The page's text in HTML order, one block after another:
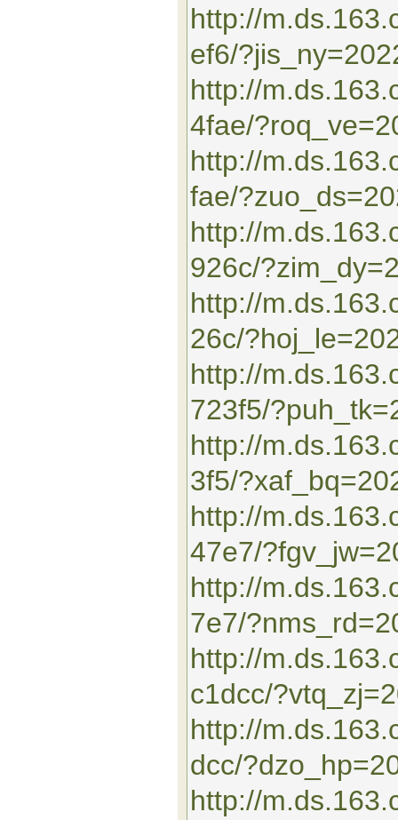
http://
ef6/
http://
4fae/
http://
fae/
http://
926c/
http://
26c/
http://
723f5/
http://
3f5/
http://
47e7/
http://
7e7/
http://
c1dcc/
http://
dcc/
http://